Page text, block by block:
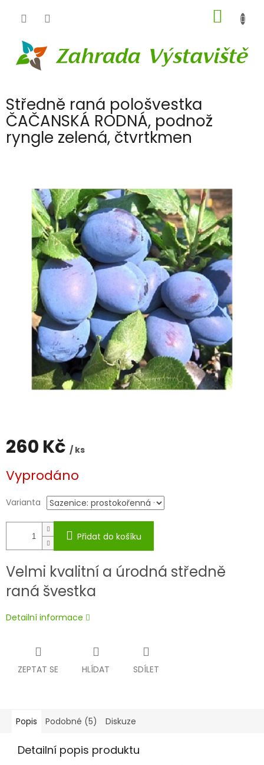
KOŠÍK
Středně raná pološvestka
ČAČANSKÁ RODNÁ, podnož
ryngle zelená, čtvrtkmen
260 Kč / ks
cena:
Vyprodáno
Varianta
Přidat do košíku
Velmi kvalitní a úrodná středně
raná švestka
Detailní informace
ZEPTAT SE HLÍDAT SDÍLET
Popis Podobné (5) Diskuze
Detailní popis produktu